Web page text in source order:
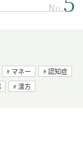
No.
マネー
認知症
漢方